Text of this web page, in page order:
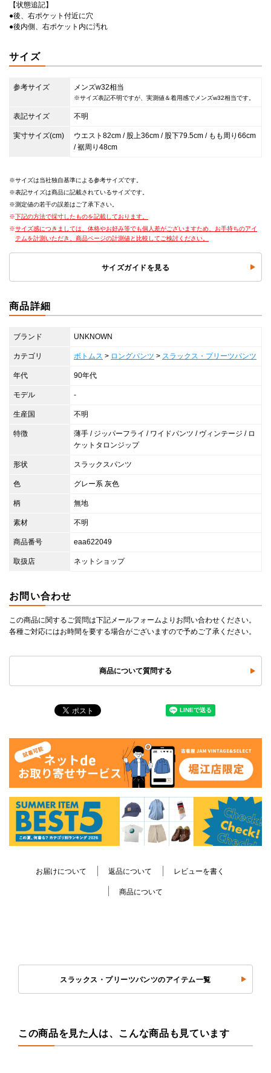
【状態追記】
●後、右ポケット付近に穴
●後内側、右ポケット内に汚れ
サイズ
参考サイズ メンズw32相当
※サイズ表記不明ですが、実測値＆着用感でメンズw32相当です。
表記サイズ 不明
実寸サイズ(cm)
ウエスト82cm / 股上36cm / 股下79.5cm / もも周り66cm
/ 裾周り48cm
サイズは当社独自基準による参考サイズです。
表記サイズは商品に記載されているサイズです。
測定値の若干の誤差はご了承下さい。
下記の方法で採寸したものを記載しております。
サイズ感につきましては、体格やお好み等でも個人差がございますため、お手持ちのアイ
テムを計測いただき、商品ページの計測値と比較してご検討ください。
サイズガイドを見る
商品詳細
ブランド UNKNOWN
カテゴリ ボトムス > ロングパンツ > スラックス・プリーツパンツ
年代 90年代
モデル -
生産国 不明
特徴
薄手 / ジッパーフライ / ワイドパンツ / ヴィンテージ / ロ
ケットタロンジップ
形状 スラックスパンツ
色 グレー系 灰色
柄 無地
素材 不明
商品番号 eaa622049
取扱店 ネットショップ
お問い合わせ
この商品に関するご質問は下記メールフォームよりお問い合わせください。
各種ご対応にはお時間を要する場合がございますので予めご了承ください。
商品について質問する
お届けについて 返品について レビューを書く
商品について
スラックス・プリーツパンツのアイテム一覧
この商品を見た人は、こんな商品も見ています